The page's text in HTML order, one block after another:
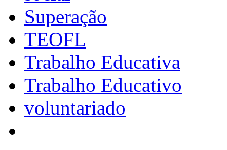
Superação
TEOFL
Trabalho Educativa
Trabalho Educativo
voluntariado